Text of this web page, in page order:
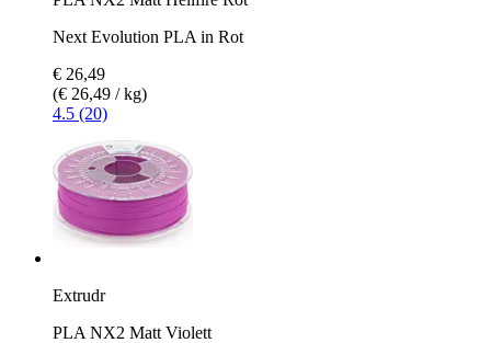
Next Evolution PLA in Rot
€ 26,49
(€ 26,49 / kg)
4.5 (20)
Extrudr
PLA NX2 Matt Violett